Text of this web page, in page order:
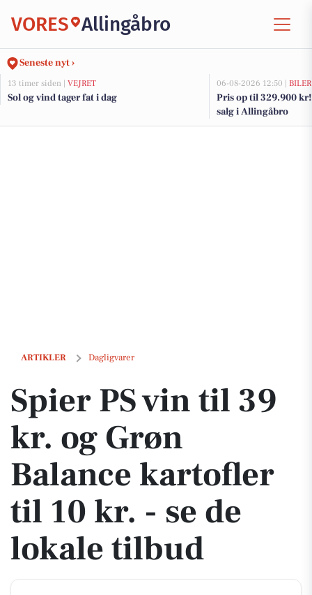
VORES Allingåbro
Seneste nyt ›
13 timer siden | VEJRET
Sol og vind tager fat i dag
06-08-2026 12:50 | BILER
Pris op til 329.900
salg i Allingåbro
ARTIKLER Dagligvarer
Spier PS vin til 39 kr. og Grøn Balance kartofler til 10 kr. - se de
Spier PS vin til 39
kr. og Grøn
Balance kartofler
til 10 kr. - se de
lokale tilbud